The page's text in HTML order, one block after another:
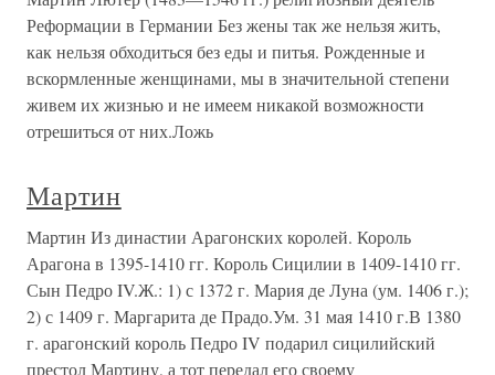
Реформации в Германии Без жены так же нельзя жить,
как нельзя обходиться без еды и питья. Рожденные и
вскормленные женщинами, мы в значительной степени
живем их жизнью и не имеем никакой возможности
отрешиться от них.Ложь
Мартин
Мартин Из династии Арагонских королей. Король
Арагона в 1395-1410 гг. Король Сицилии в 1409-1410 гг.
Сын Педро IV.Ж.: 1) с 1372 г. Мария де Луна (ум. 1406 г.);
2) с 1409 г. Маргарита де Прадо.Ум. 31 мая 1410 г.В 1380
г. арагонский король Педро IV подарил сицилийский
престол Мартину, а тот передал его своему